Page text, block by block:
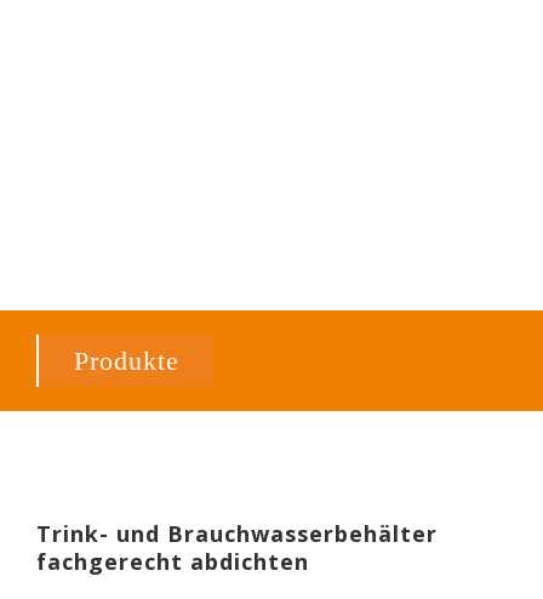
Produkte
Trink- und Brauchwasserbehälter
fachgerecht abdichten